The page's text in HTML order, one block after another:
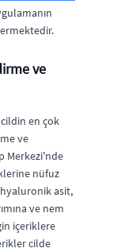
ve
en çok
ve
Merkezi'nde
nüfuz
asit,
ve nem
içeriklere
cilde